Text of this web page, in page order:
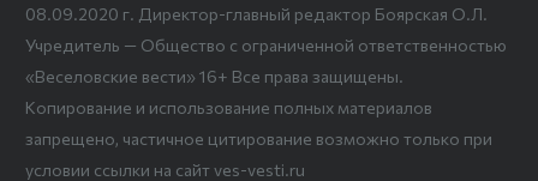
08.09.2020 г. Директор-главный редактор Боярская О.Л.
Учредитель — Общество с ограниченной ответственностью
«Веселовские вести» 16+ Все права защищены.
Копирование и использование полных материалов
запрещено, частичное цитирование возможно только при
условии ссылки на сайт ves-vesti.ru